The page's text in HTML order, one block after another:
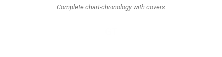
Complete chart-chronology with covers